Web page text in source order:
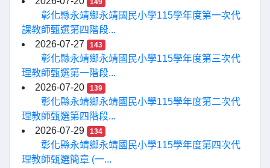
149
彰化縣永靖鄉永靖國民小學115學年度第一次代
課教師甄選第四階段...
2026-07-27
143
彰化縣永靖鄉永靖國民小學115學年度第三次代
理教師甄選第一階段...
2026-07-20
139
彰化縣永靖鄉永靖國民小學115學年度第二次代
理教師甄選第四階段...
2026-07-29
134
彰化縣永靖鄉永靖國民小學115學年度第四次代
理教師甄選簡章 (一...